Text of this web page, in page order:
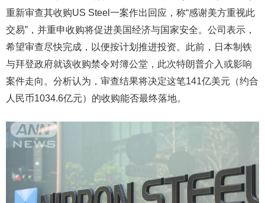
重新审查其收购US Steel一案作出回应，称“感谢美方重视此
交易”，并重申收购将促进美国经济与国家安全。公司表示，
希望审查尽快完成，以便按计划推进投资。此前，日本制铁
与拜登政府就该收购禁令对簿公堂，此次特朗普介入或影响
案件走向。分析认为，审查结果将决定这笔141亿美元（约合
人民币1034.6亿元）的收购能否最终落地。